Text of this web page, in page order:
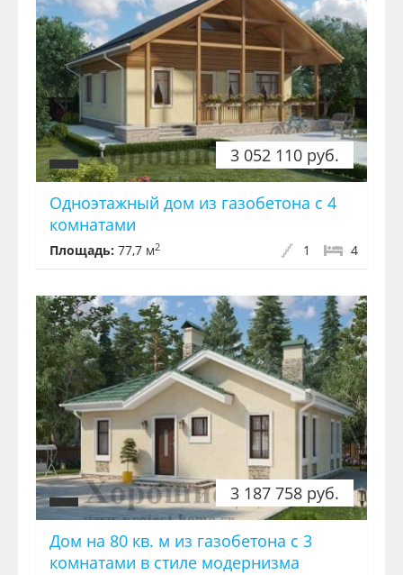
3 052 110 руб.
Одноэтажный дом из газобетона с 4
комнатами
Площадь: 77,7 м2 4
1
3 187 758 руб.
Дом на 80 кв. м из газобетона с 3
комнатами в стиле модернизма